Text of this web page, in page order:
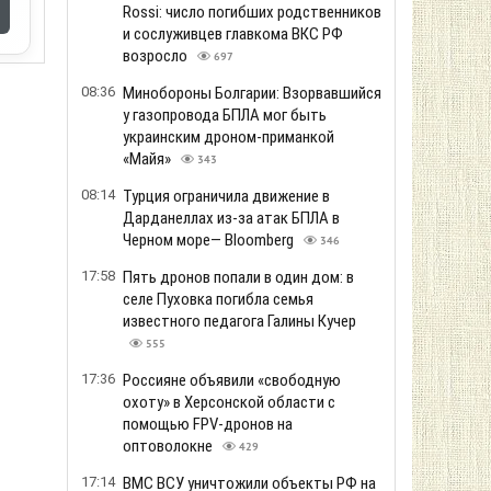
Rossi: число погибших родственников
и сослуживцев главкома ВКС РФ
возросло
697
08:36 Минобороны Болгарии: Взорвавшийся
у газопровода БПЛА мог быть
украинским дроном-приманкой
«Майя»
343
08:14 Турция ограничила движение в
Дарданеллах из-за атак БПЛА в
Черном море— Bloomberg
346
17:58 Пять дронов попали в один дом: в
селе Пуховка погибла семья
известного педагога Галины Кучер
555
17:36 Россияне объявили «свободную
охоту» в Херсонской области с
помощью FPV-дронов на
оптоволокне
429
17:14 ВМС ВСУ уничтожили объекты РФ на